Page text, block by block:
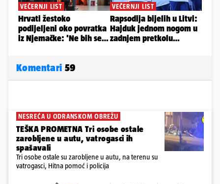
Komentari 59
NESREĆA U ODRANSKOM OBREŽU
TEŠKA PROMETNA Tri osobe ostale
zarobljene u autu, vatrogasci ih
spašavali
Tri osobe ostale su zarobljene u autu, na terenu su
vatrogasci, Hitna pomoć i policija